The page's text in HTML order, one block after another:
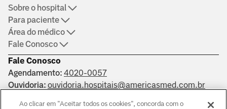
Fale Conosco
Agendamento: 4020-0057
Ouvidoria: ouvidoria.hospitais@americasmed.com.br
Sobre o hospital
Para paciente
Área do médico
Fale Conosco
Ao clicar em "Aceitar todos os cookies", concorda com o